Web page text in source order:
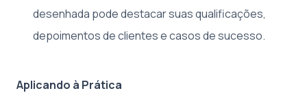
desenhada pode destacar suas qualificações,
depoimentos de clientes e casos de sucesso.
Aplicando à Prática